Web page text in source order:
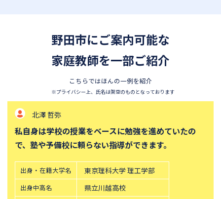
野田市にご案内可能な
家庭教師を一部ご紹介
こちらではほんの一例を紹介
※プライバシー上、氏名は架空のものとなっております
北澤 哲弥
私自身は学校の授業をベースに勉強を進めていたの
で、塾や予備校に頼らない指導ができます。
出身・在籍大学名 東京理科大学 理工学部
出身中高名 県立川越高校